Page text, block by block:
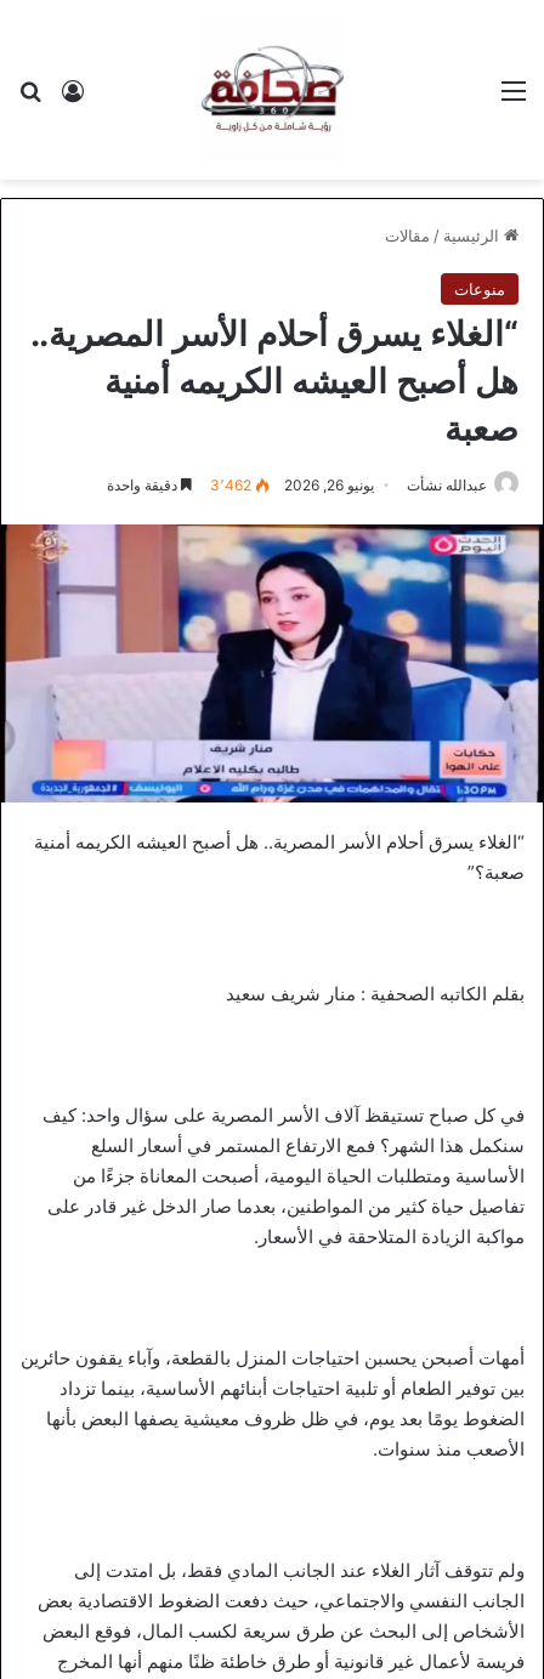
الرئيسية / مقالات
منوعات
“الغلاء يسرق أحلام الأسر المصرية..
هل أصبح العيشه الكريمه أمنية
صعبة
عبدالله نشأت يونيو 26, 2026 3٬462 دقيقة واحدة
“الغلاء يسرق أحلام الأسر المصرية.. هل أصبح العيشه الكريمه أمنية
صعبة؟”
بقلم الكاتبه الصحفية : منار شريف سعيد
في كل صباح تستيقظ آلاف الأسر المصرية على سؤال واحد: كيف
سنكمل هذا الشهر؟ فمع الارتفاع المستمر في أسعار السلع
الأساسية ومتطلبات الحياة اليومية، أصبحت المعاناة جزءًا من
تفاصيل حياة كثير من المواطنين، بعدما صار الدخل غير قادر على
مواكبة الزيادة المتلاحقة في الأسعار.
أمهات أصبحن يحسبن احتياجات المنزل بالقطعة، وآباء يقفون حائرين
بين توفير الطعام أو تلبية احتياجات أبنائهم الأساسية، بينما تزداد
الضغوط يومًا بعد يوم، في ظل ظروف معيشية يصفها البعض بأنها
الأصعب منذ سنوات.
ولم تتوقف آثار الغلاء عند الجانب المادي فقط، بل امتدت إلى
الجانب النفسي والاجتماعي، حيث دفعت الضغوط الاقتصادية بعض
الأشخاص إلى البحث عن طرق سريعة لكسب المال، فوقع البعض
فريسة لأعمال غير قانونية أو طرق خاطئة ظنًا منهم أنها المخرج